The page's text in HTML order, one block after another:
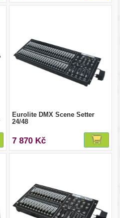
Eurolite DMX Scene Setter
24/48
7 870 Kč